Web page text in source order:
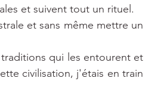
et suivent tout un rituel.
et sans même mettre un
qui les entourent et
civilisation, j'étais en train